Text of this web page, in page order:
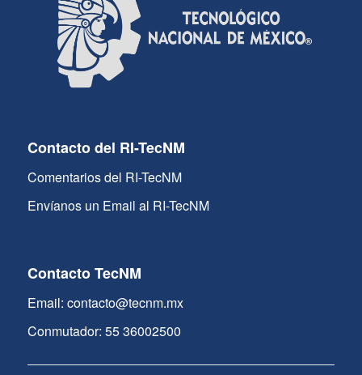
Contacto del RI-TecNM
Comentarios del RI-TecNM
Envíanos un Email al RI-TecNM
Contacto TecNM
Email: contacto@tecnm.mx
Conmutador: 55 36002500